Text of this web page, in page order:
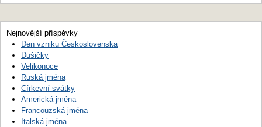
Nejnovější příspěvky
Den vzniku Československa
Dušičky
Velikonoce
Ruská jména
Církevní svátky
Americká jména
Francouzská jména
Italská jména